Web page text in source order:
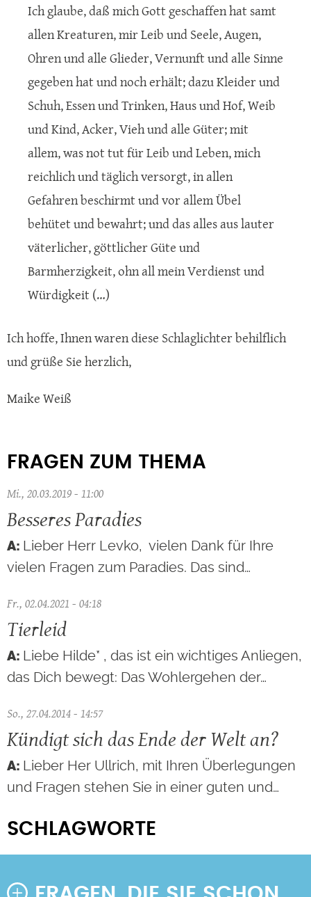
Ich glaube, daß mich Gott geschaffen hat samt
allen Kreaturen, mir Leib und Seele, Augen,
Ohren und alle Glieder, Vernunft und alle Sinne
gegeben hat und noch erhält; dazu Kleider und
Schuh, Essen und Trinken, Haus und Hof, Weib
und Kind, Acker, Vieh und alle Güter; mit
allem, was not tut für Leib und Leben, mich
reichlich und täglich versorgt, in allen
Gefahren beschirmt und vor allem Übel
behütet und bewahrt; und das alles aus lauter
väterlicher, göttlicher Güte und
Barmherzigkeit, ohn all mein Verdienst und
Würdigkeit (…)
Ich hoffe, Ihnen waren diese Schlaglichter behilflich
und grüße Sie herzlich,
Maike Weiß
FRAGEN ZUM THEMA
Mi., 20.03.2019 - 11:00
Besseres Paradies
Lieber Herr Levko, vielen Dank für Ihre
vielen Fragen zum Paradies. Das sind…
Fr., 02.04.2021 - 04:18
Tierleid
Liebe Hilde* , das ist ein wichtiges Anliegen,
das Dich bewegt: Das Wohlergehen der…
So., 27.04.2014 - 14:57
Kündigt sich das Ende der Welt an?
Lieber Her Ullrich, mit Ihren Überlegungen
und Fragen stehen Sie in einer guten und…
SCHLAGWORTE